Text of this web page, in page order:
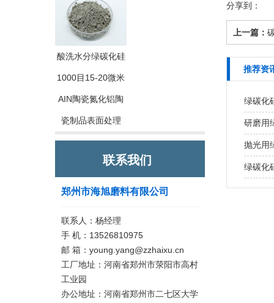
酸洗水分绿碳化硅
1000目15-20微米
AIN陶瓷氮化铝陶
瓷制品表面处理
联系我们
郑州市海旭磨料有限公司
联系人：杨经理
手 机：13526810975
邮 箱：young.yang@zzhaixu.cn
工厂地址：河南省郑州市荥阳市高村
工业园
办公地址：河南省郑州市二七区大学
分享到：
上一篇：
推荐资
绿碳化
研磨用
抛光用
绿碳化